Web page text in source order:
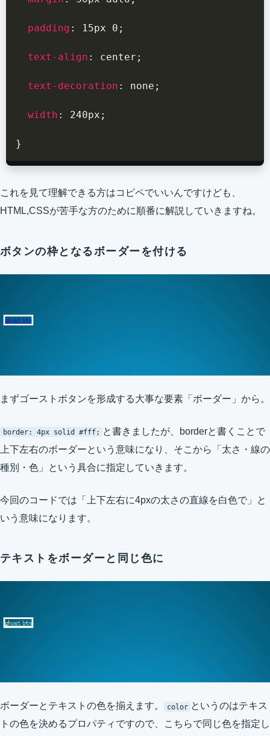
padding : 15px 0 ;
text-align : center ;
text-decoration : none ;
width : 240px ;
}
これを見て理解できる方はコピペでいいんですけども、
HTML,CSSが苦手な方のために順番に解説していきますね。
ボタンの枠となるボーダーを付ける
まずゴーストボタンを形成する大事な要素「ボーダー」から。
border: 4px solid #fff; と書きましたが、borderと書くことで
上下左右のボーダーという意味になり、そこから「太さ・線の
種別・色」という具合に指定していきます。
今回のコードでは「上下左右に4pxの太さの直線を白色で」と
いう意味になります。
テキストをボーダーと同じ色に
ボーダーとテキストの色を揃えます。 color というのはテキス
トの色を決めるプロパティですので、こちらで同じ色を指定し